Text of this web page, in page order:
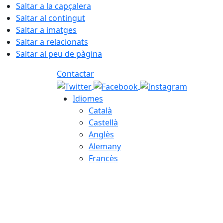
Saltar a la capçalera
Saltar al contingut
Saltar a imatges
Saltar a relacionats
Saltar al peu de pàgina
Contactar
Idiomes
Català
Castellà
Anglès
Alemany
Francès